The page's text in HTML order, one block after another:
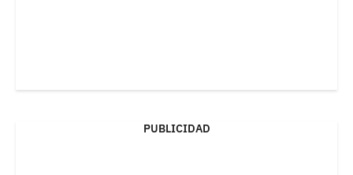
PUBLICIDAD